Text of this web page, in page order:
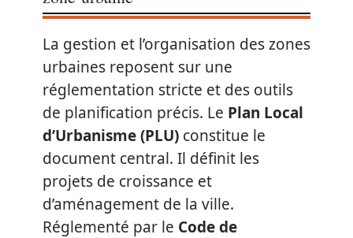
La gestion et l’organisation des zones
urbaines reposent sur une
réglementation stricte et des outils
de planification précis. Le Plan Local
d’Urbanisme (PLU) constitue le
document central. Il définit les
projets de croissance et
d’aménagement de la ville.
Réglementé par le Code de